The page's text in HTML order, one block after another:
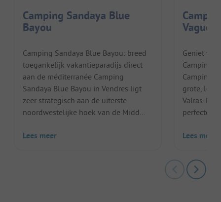
Camping Sandaya Blue
Bayou
Camping Sandaya Blue Bayou: breed
toegankelijk vakantieparadijs direct
aan de méditerranée Camping
Sandaya Blue Bayou in Vendres ligt
zeer strategisch aan de uiterste
noordwestelijke hoek van de Midd...
Lees meer
Vagues
Geniet
Camping
Camping
grote,
Valras-
perfecte
Lees meer